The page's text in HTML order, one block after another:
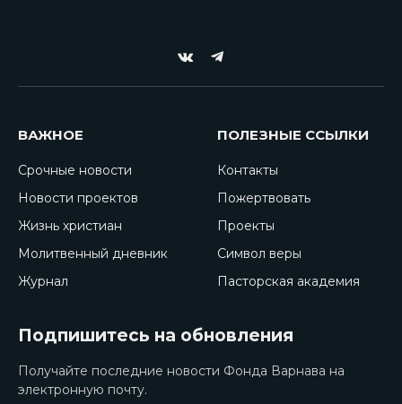
VKontakte
Telegram
ВАЖНОЕ
Срочные новости
Новости проектов
Жизнь христиан
Молитвенный дневник
Журнал
ПОЛЕЗНЫЕ ССЫЛКИ
Контакты
Пожертвовать
Проекты
Символ веры
Пасторская академия
Подпишитесь на обновления
Получайте последние новости Фонда Варнава на
электронную почту.